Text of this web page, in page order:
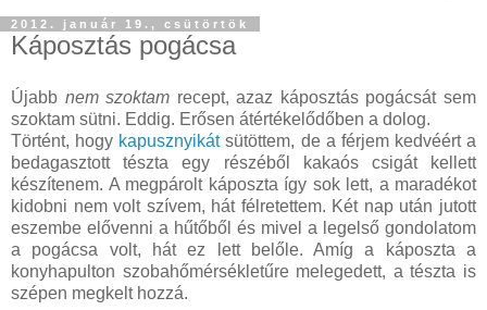
2012. január 19., csütörtök
Káposztás pogácsa
Újabb nem szoktam recept, azaz káposztás pogácsát sem
szoktam sütni. Eddig. Erősen átértékelődőben a dolog.
Történt, hogy kapusznyikátsütöttem, de a férjem kedvéért a
bedagasztott tészta egy részéből kakaós csigát kellett
készítenem. A megpárolt káposzta így sok lett, a maradékot
kidobni nem volt szívem, hát félretettem. Két nap után jutott
eszembe elővenni a hűtőből és mivel a legelső gondolatom
a pogácsa volt, hát ez lett belőle. Amíg a káposzta a
konyhapulton szobahőmérsékletűre melegedett, a tészta is
szépen megkelt hozzá.